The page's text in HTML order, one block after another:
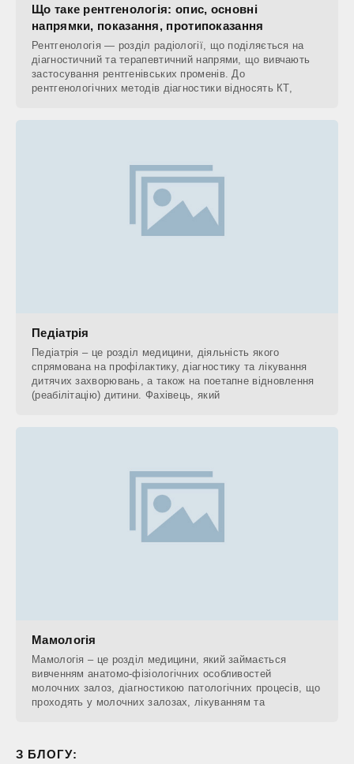
Що таке рентгенологія: опис, основні
напрямки, показання, протипоказання
Рентгенологія — розділ радіології, що поділяється на
діагностичний та терапевтичний напрями, що вивчають
застосування рентгенівських променів. До
рентгенологічних методів діагностики відносять КТ,
Педіатрія
Педіатрія – це розділ медицини, діяльність якого
спрямована на профілактику, діагностику та лікування
дитячих захворювань, а також на поетапне відновлення
(реабілітацію) дитини. Фахівець, який
Мамологія
Мамологія – це розділ медицини, який займається
вивченням анатомо-фізіологічних особливостей
молочних залоз, діагностикою патологічних процесів, що
проходять у молочних залозах, лікуванням та
З БЛОГУ: